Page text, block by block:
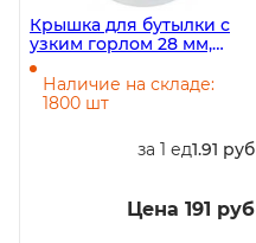
Крышка для бутылки с
узким горлом 28 мм,
белая, 4500 штук
Наличие на складе:
1800 шт
за 1 ед1.91 руб
Цена 191 руб